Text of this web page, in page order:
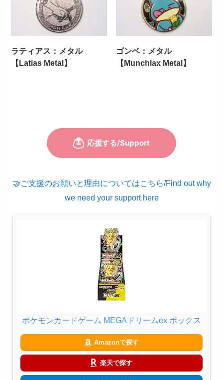
ラティアス：メタル
【Latias Metal】
ゴンベ：メタル
【Munchlax Metal】
🤝ご支援のお願いと理由についてはこちら/Find out why
we need your support here
ポケモンカードゲーム MEGAドリームex ボックス
Amazonで探す
楽天で探す